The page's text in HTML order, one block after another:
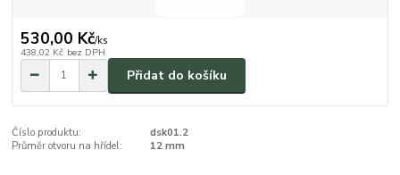
530,00 Kč/ks
438,02 Kč bez DPH
Přidat do košíku
Číslo produktu:
dsk01.2
Průměr otvoru na hřídel:
12 mm